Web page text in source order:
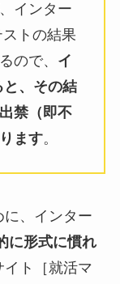
インター
トの結果
ので、 イ
、その結
禁（即不
ます。
、インター
に形式に慣れ
ト［就活マ